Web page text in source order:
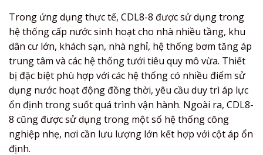
Trong ứng dụng thực tế, CDL8-8 được sử dụng trong
hệ thống cấp nước sinh hoạt cho nhà nhiều tầng, khu
dân cư lớn, khách sạn, nhà nghỉ, hệ thống bơm tăng áp
trung tâm và các hệ thống tưới tiêu quy mô vừa. Thiết
bị đặc biệt phù hợp với các hệ thống có nhiều điểm sử
dụng nước hoạt động đồng thời, yêu cầu duy trì áp lực
ổn định trong suốt quá trình vận hành. Ngoài ra, CDL8-
8 cũng được sử dụng trong một số hệ thống công
nghiệp nhẹ, nơi cần lưu lượng lớn kết hợp với cột áp ổn
định.